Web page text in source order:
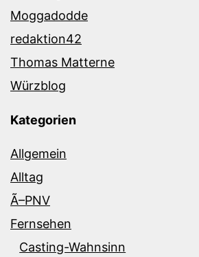
Moggadodde
redaktion42
Thomas Matterne
Würzblog
Kategorien
Allgemein
Alltag
Ã–PNV
Fernsehen
Casting-Wahnsinn